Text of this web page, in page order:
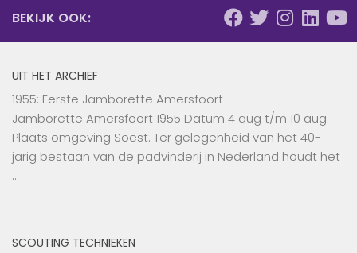
BEKIJK OOK:
UIT HET ARCHIEF
1955: Eerste Jamborette Amersfoort
Jamborette Amersfoort 1955 Datum 4 aug t/m 10 aug.
Plaats omgeving Soest. Ter gelegenheid van het 40-
jarig bestaan van de padvinderij in Nederland houdt het
…
SCOUTING TECHNIEKEN